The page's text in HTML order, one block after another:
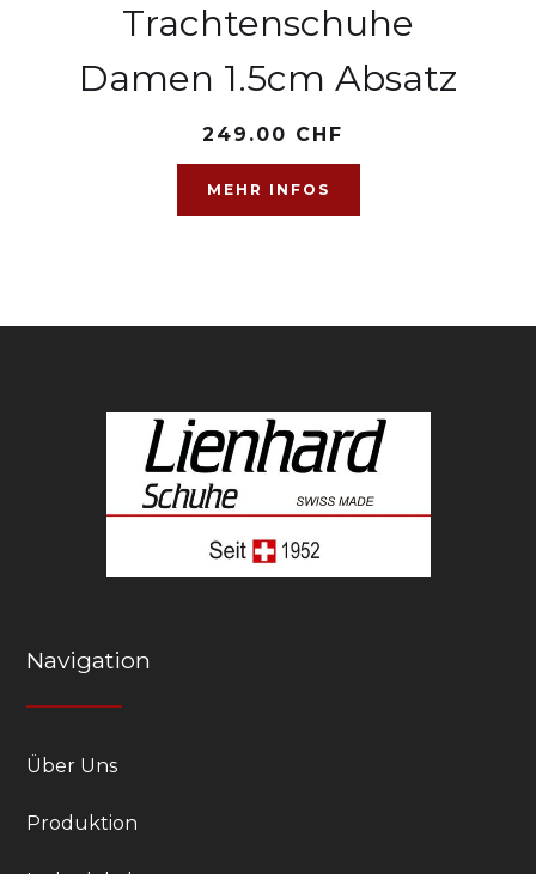
Trachtenschuhe
Damen 1.5cm Absatz
249.00 CHF
MEHR INFOS
Navigation
Über Uns
Produktion